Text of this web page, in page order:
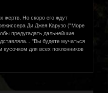
жертв. Но скоро его ждут
Ди Джея Карузо ("Море
предугадать дальнейшие
"Вы будете мучаться
кусочком для всех поклонников